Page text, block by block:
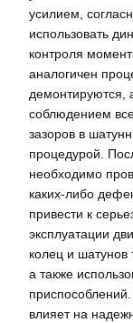
усилием,
использовать
контроля
аналогичен
демонтируются,
соблюдением
зазоров в
процедурой.
необходимо
каких-либо
привести к
эксплуатации
колец и шатунов
а также
влияет на